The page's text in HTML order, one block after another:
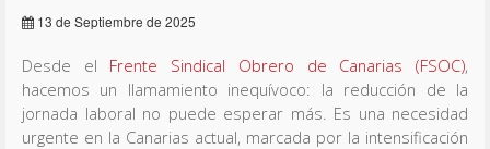
13 de Septiembre de 2025
Desde el Frente Sindical Obrero de Canarias (FSOC),
hacemos un llamamiento inequívoco: la reducción de la
jornada laboral no puede esperar más. Es una necesidad
urgente en la Canarias actual, marcada por la intensificación